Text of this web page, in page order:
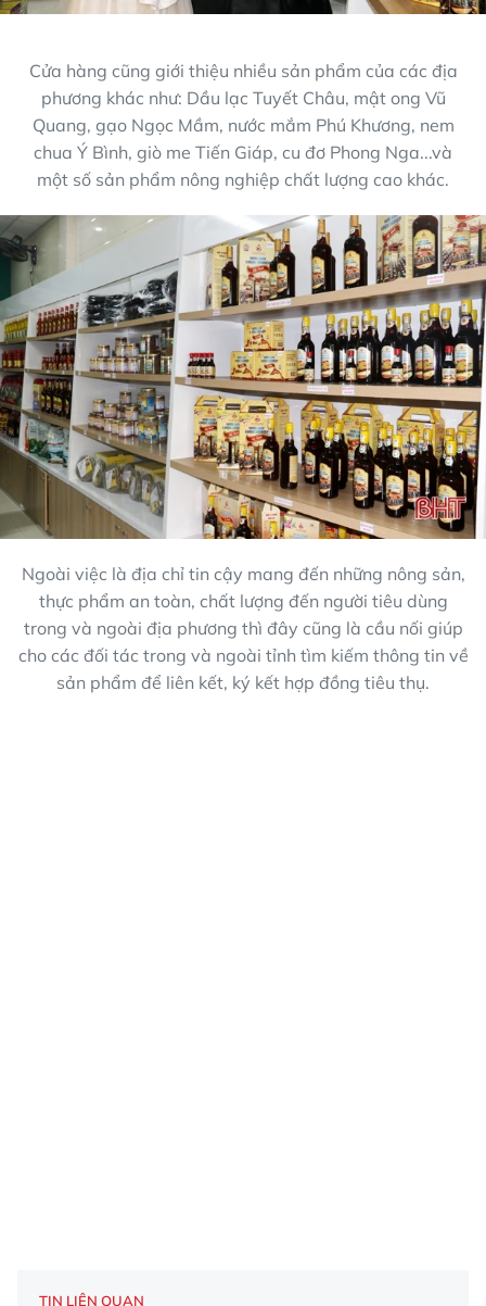
Cửa hàng cũng giới thiệu nhiều sản phẩm của các địa
phương khác như: Dầu lạc Tuyết Châu, mật ong Vũ
Quang, gạo Ngọc Mầm, nước mắm Phú Khương, nem
chua Ý Bình, giò me Tiến Giáp, cu đơ Phong Nga...và
một số sản phẩm nông nghiệp chất lượng cao khác.
Ngoài việc là địa chỉ tin cậy mang đến những nông sản,
thực phẩm an toàn, chất lượng đến người tiêu dùng
trong và ngoài địa phương thì đây cũng là cầu nối giúp
cho các đối tác trong và ngoài tỉnh tìm kiếm thông tin về
sản phẩm để liên kết, ký kết hợp đồng tiêu thụ.
TIN LIÊN QUAN